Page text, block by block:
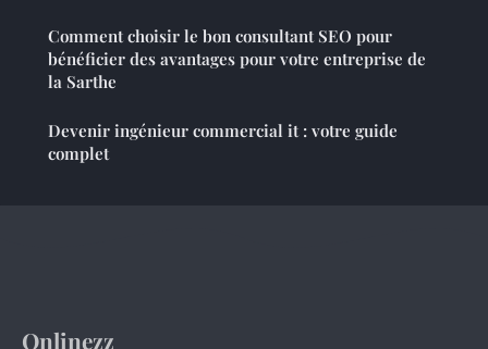
Comment choisir le bon consultant SEO pour
bénéficier des avantages pour votre entreprise de
la Sarthe
Devenir ingénieur commercial it : votre guide
complet
Onlinezz